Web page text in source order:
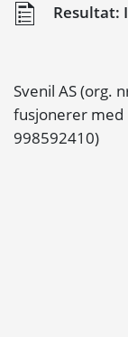
Resultat:
Svenil AS (org.
fusjonerer med
998592410)